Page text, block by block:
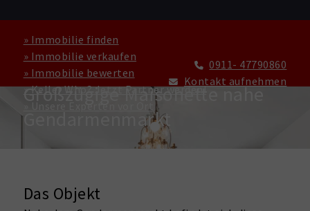
» Immobilie finden
» Immobilie verkaufen
» Immobilie bewerten
» Keller Who? Jetzt Partner werden!
0911- 47790860
Kontakt aufnehmen
WOHNUNG ZU KAUFEN IN BERLIN
Großzügige Maisonette nahe
Gendarmenmarkt
Das Objekt